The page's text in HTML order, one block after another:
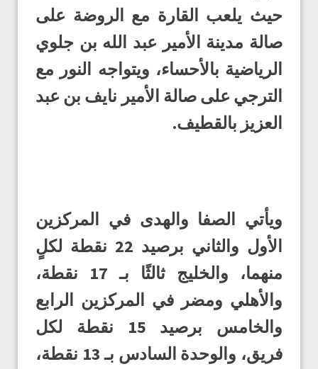
حيث يلعب القارة مع الروضة على
صالة مدينة الأمير عبد الله بن جلوي
الرياضية بالأحساء، ويتواجه النور مع
الترجي على صالة الأمير نايف بن عبد
العزيز بالقطيف.
ويأتي الصفا والهدى في المركزين
الأول والثاني برصيد 22 نقطة لكلٍ
منهما، والخليج ثالثًا بـ 17 نقطة،
والأهلي ومضر في المركزين الرابع
والخامس برصيد 15 نقطة لكل
فريق، والوحدة السادس بـ 13 نقطة،